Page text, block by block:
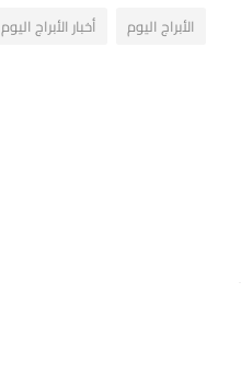
الأبراج اليوم
أخبار الأبراج اليوم